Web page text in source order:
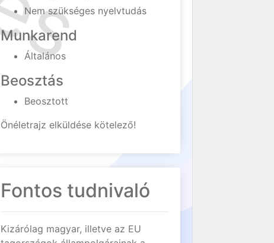
Nem szükséges nyelvtudás
Munkarend
Általános
Beosztás
Beosztott
Önéletrajz elküldése kötelező!
Fontos tudnivaló
Kizárólag magyar, illetve az EU